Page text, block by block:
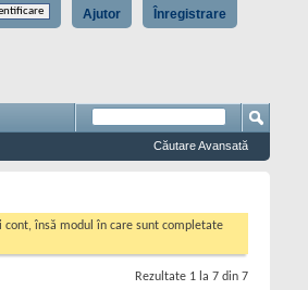
Înregistrare
Ajutor
Căutare Avansată
însă modul în care sunt completate
Rezultate 1 la 7 din 7